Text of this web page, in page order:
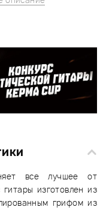
все лучшее от
гитары изготовлен из
грифом из